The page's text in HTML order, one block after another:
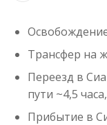
Трансфер на
Переезд в
пути ~4,5
Прибытие в